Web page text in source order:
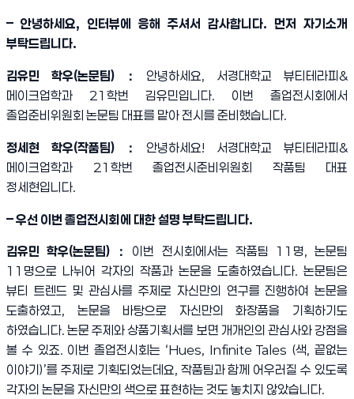
– 안녕하세요, 인터뷰에 응해 주셔서 감사합니다. 먼저 자기소개
부탁드립니다.
김유민 학우(논문팀) ： 안녕하세요, 서경대학교 뷰티테라피 &
메이크업학과 21 학번 김유민입니다. 이번 졸업전시회에서
졸업준비위원회 논문팀 대표를 맡아 전시를 준비했습니다.
정세현 학우(작품팀) ： 안녕하세요! 서경대학교 뷰티테라피 &
메이크업학과 21 학번 졸업전시준비위원회 작품팀 대표
정세현입니다.
–우선 이번 졸업전시회에 대한 설명 부탁드립니다.
김유민 학우(논문팀) ： 이번 전시회에서는 작품팀 11 명,논문팀
11 명으로 나뉘어 각자의 작품과 논문을 도출하였습니다. 논문팀은
뷰티 트렌드 및 관심사를 주제로 자신만의 연구를 진행하여 논문을
도출하였고, 논문을 바탕으로 자신만의 화장품을 기획하기도
하였습니다.논문 주제와 상품기획서를 보면 개개인의 관심사와 강점을
볼 수 있죠. 이번 졸업전시회는 ‘Hues, Infinite Tales (색,끝없는
이야기 )’를 주제로 기획되었는데요, 작품팀과 함께 어우러질 수 있도록
각자의 논문을 자신만의 색으로 표현하는 것도 놓치지 않았습니다.